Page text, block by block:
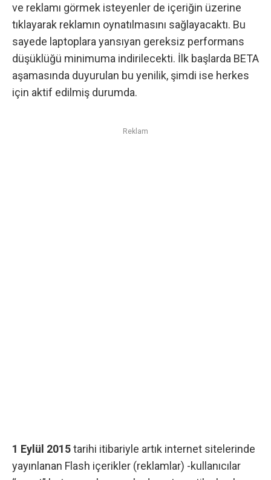
ve reklamı görmek isteyenler de içeriğin üzerine
tıklayarak reklamın oynatılmasını sağlayacaktı. Bu
sayede laptoplara yansıyan gereksiz performans
düşüklüğü minimuma indirilecekti. İlk başlarda BETA
aşamasında duyurulan bu yenilik, şimdi ise herkes
için aktif edilmiş durumda.
Reklam
1 Eylül 2015tarihi itibariyle artık internet sitelerinde
yayınlanan Flash içerikler (reklamlar) -kullanıcılar